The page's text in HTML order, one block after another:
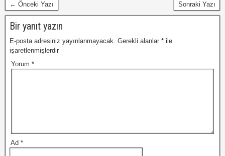
← Önceki Yazı Sonraki Yazı
Bir yanıt yazın
E-posta adresiniz yayınlanmayacak. Gerekli alanlar * ile
işaretlenmişlerdir
Yorum *
Ad *